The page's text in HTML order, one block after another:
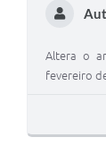
Altera o
fevereiro